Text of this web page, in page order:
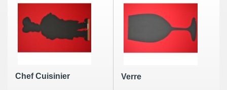
Chef Cuisinier Verre